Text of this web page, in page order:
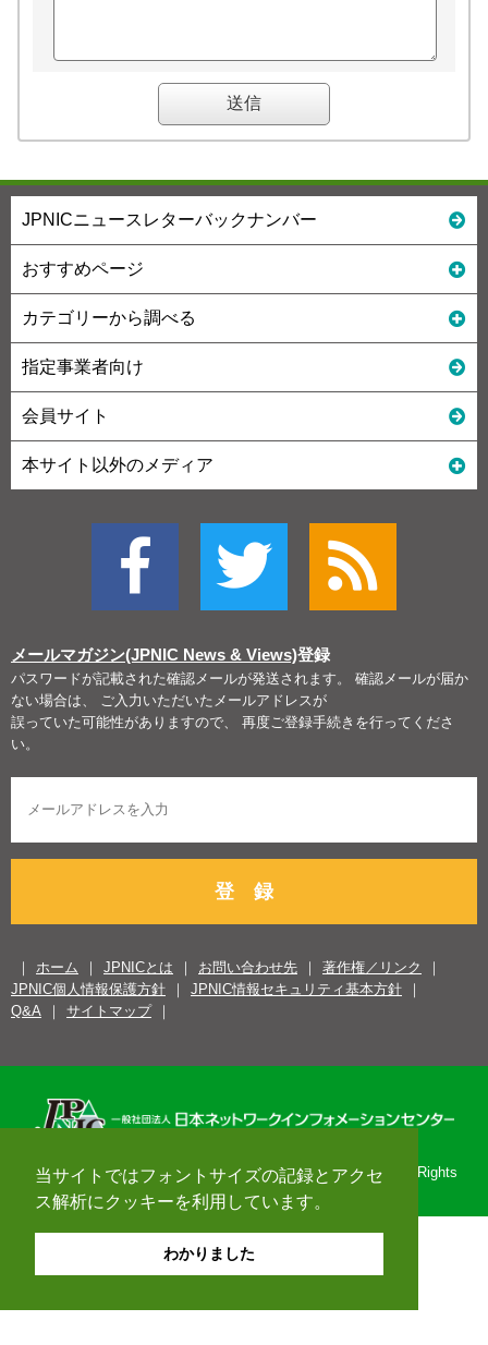
当サイトではフォントサイズの記録とアクセ
ス解析にクッキーを利用しています。
わかりました
JPNICニュースレターバックナンバー
おすすめページ
カテゴリーから調べる
指定事業者向け
会員サイト
本サイト以外のメディア
メールマガジン(JPNIC News & Views)登録
パスワードが記載された確認メールが発送されます。 確認メールが届か
ない場合は、 ご入力いただいたメールアドレスが
誤っていた可能性がありますので、 再度ご登録手続きを行ってくださ
い。
登 録
ホーム JPNICとは お問い合わせ先
著作権／リンク
JPNIC個人情報保護方針
JPNIC情報セキュリティ基本方針
Q&A
サイトマップ
Copyright© 1996-2026 Japan Network Information Center. All Rights
Reserved.